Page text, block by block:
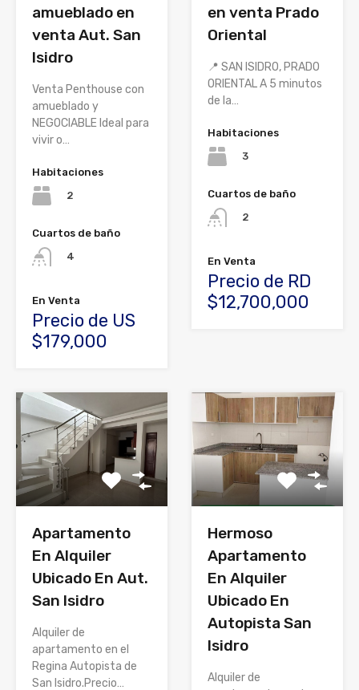
amueblado en
venta Aut. San
Isidro
Venta Penthouse con
amueblado y
NEGOCIABLE Ideal para
vivir o…
Habitaciones
2
Cuartos de baño
4
En Venta
Precio de US
$179,000
en venta Prado
Oriental
📍 SAN ISIDRO, PRADO
ORIENTAL A 5 minutos
de la…
Habitaciones
3
Cuartos de baño
2
En Venta
Precio de RD
$12,700,000
Apartamento
En Alquiler
Ubicado En Aut.
San Isidro
Alquiler de
apartamento en el
Regina Autopista de
San Isidro.Precio…
Hermoso
Apartamento
En Alquiler
Ubicado En
Autopista San
Isidro
Alquiler de